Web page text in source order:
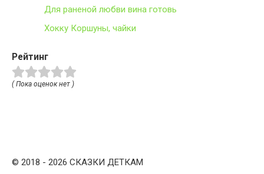
Для раненой любви вина готовь
Хокку Коршуны, чайки
Рейтинг
( Пока оценок нет )
© 2018 - 2026 СКАЗКИ ДЕТКАМ